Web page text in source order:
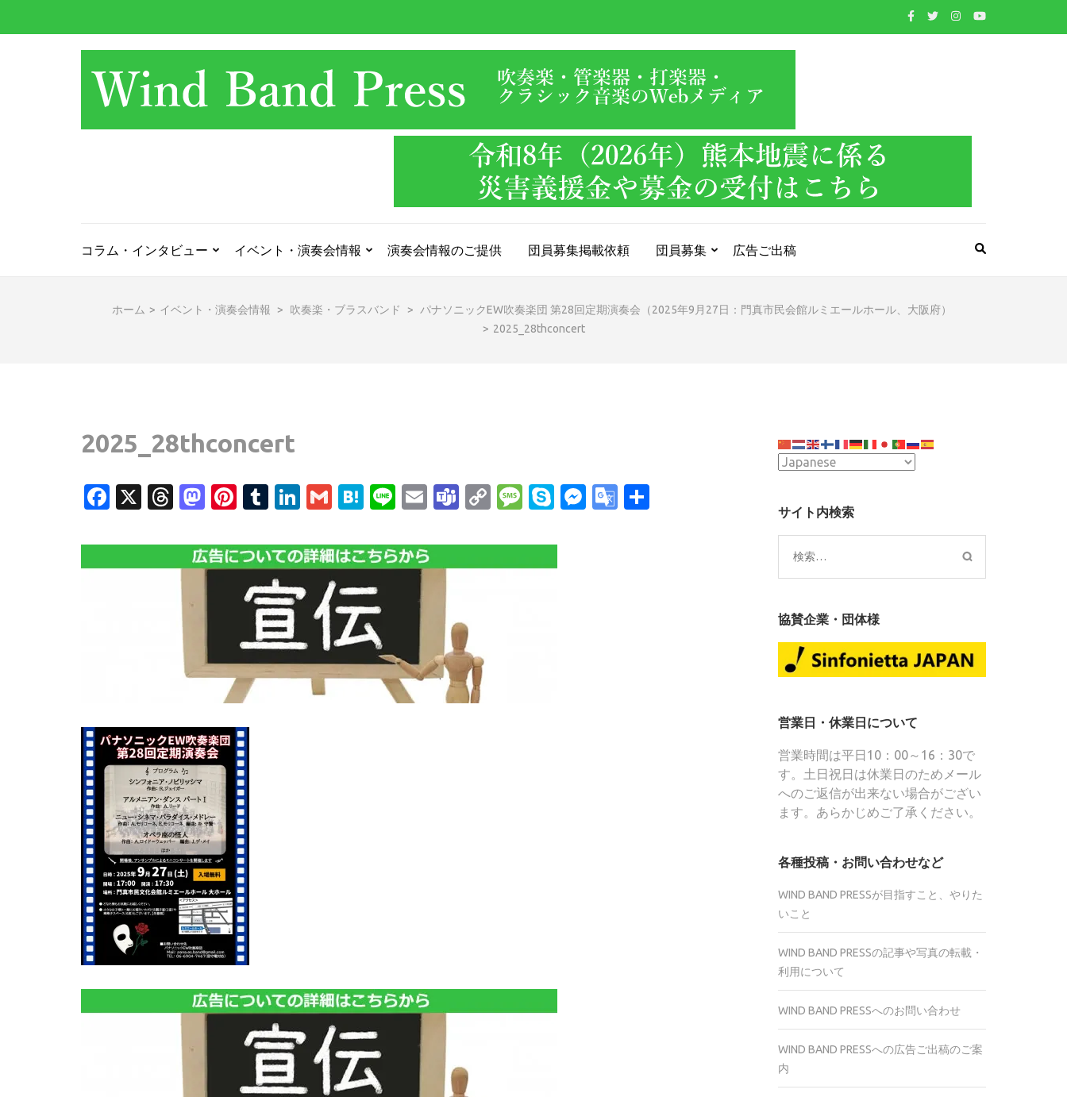
PRESS
コラム・インタビュー イベント・演奏会情報 演奏会情報のご提供 団員募集掲載依頼 団員募集 広告ご出稿
ホーム > イベント・演奏会情報 > 吹奏楽・ブラスバンド >
パナソニックEW吹奏楽団 第28回定期演奏会（2025年9月27日：門真市民会館ルミエールホール、大阪府）
> 2025_28thconcert
2025_28thconcert
Facebook
X Threads
Mastodon
Pinterest
Tumblr
LinkedIn
GmailHatena
LineEmailTeams
CopyMessage
SkypeMessenger
Google
サイト内検索
検
索:
協賛企業・団体様
営業日・休業日について
営業時間は平日10：00～16：30で
す。土日祝日は休業日のためメール
へのご返信が出来ない場合がござい
ます。あらかじめご了承ください。
各種投稿・お問い合わせなど
WIND BAND PRESSが目指すこと、やりた
いこと
WIND BAND PRESSの記事や写真の転載・
利用について
WIND BAND PRESSへのお問い合わせ
WIND BAND PRESSへの広告ご出稿のご案
内